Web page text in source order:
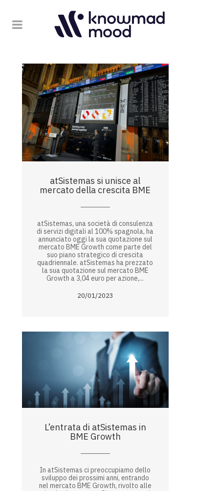
atSistemas si unisce al
mercato della crescita BME
atSistemas, una società di consulenza
di servizi digitali al 100% spagnola, ha
annunciato oggi la sua quotazione sul
mercato BME Growth come parte del
suo piano strategico di crescita
quadriennale. atSistemas ha prezzato
la sua quotazione sul mercato BME
Growth a 3,04 euro per azione,...
20/01/2023
L’entrata di atSistemas in
BME Growth
In atSistemas ci preoccupiamo dello
sviluppo dei prossimi anni, entrando
nel mercato BME Growth, rivolto alle